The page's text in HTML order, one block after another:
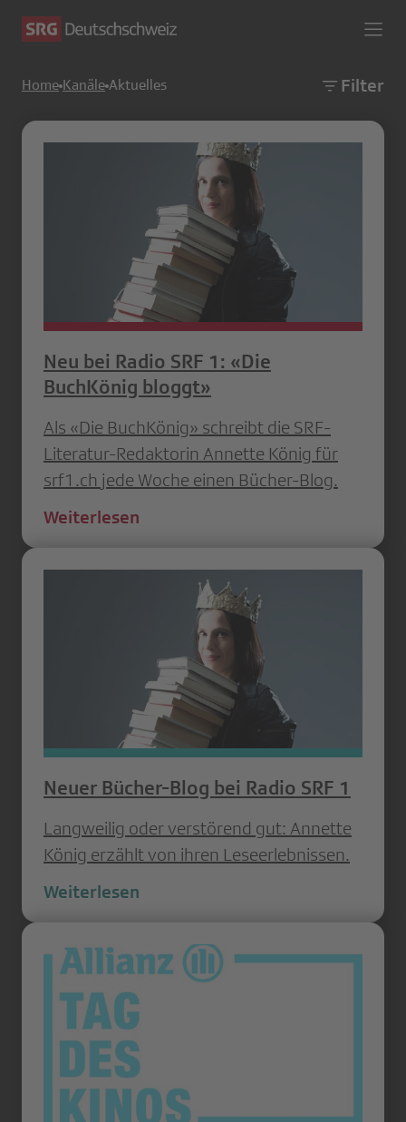
Home Kanäle Aktuelles Filter
Neu bei Radio SRF 1: «Die
BuchKönig bloggt»
Als «Die BuchKönig» schreibt die SRF-
Literatur-Redaktorin Annette König für
srf1.ch jede Woche einen Bücher-Blog.
Weiterlesen
Neuer Bücher-Blog bei Radio SRF 1
Langweilig oder verstörend gut: Annette
König erzählt von ihren Leseerlebnissen.
Weiterlesen